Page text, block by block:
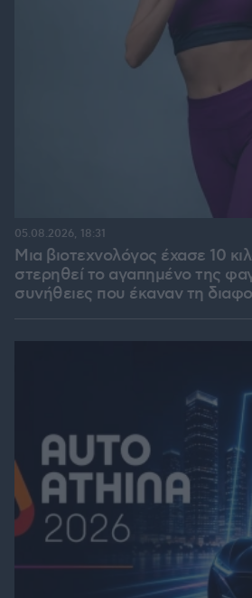
Μια βιοτεχνολόγος έχασε 10
στερηθεί το αγαπημένο της
συνήθειες που έκαναν τη
05.08.2026, 18:31